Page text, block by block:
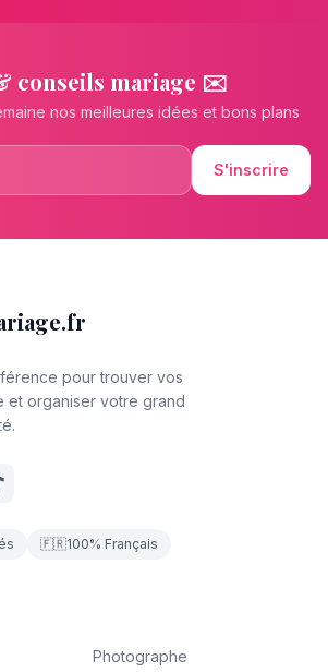
conseils mariage ✉️
nos meilleures idées et bons plans
S'inscrire
pour trouver vos
et organiser votre grand
🇫🇷100% Français
Photographe